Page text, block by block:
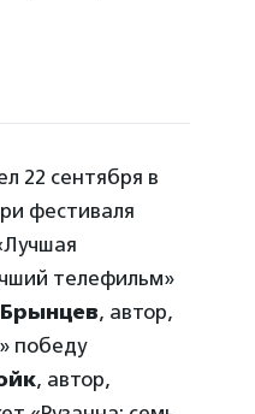
22 сентября в
фестиваля
телефильм»
, автор,
победу
, автор,